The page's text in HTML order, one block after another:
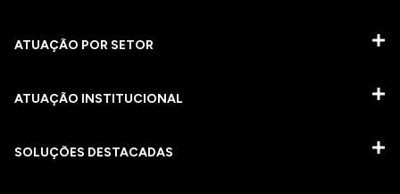
ATUAÇÃO POR SETOR
ATUAÇÃO INSTITUCIONAL
SOLUÇÕES DESTACADAS